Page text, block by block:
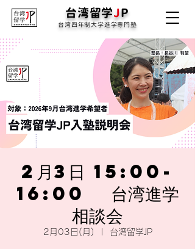
台湾留学JP
台湾四年制大学進学専門塾
2月3日 15:00-
16:00 台湾進学
相談会
2月03日(月) 台湾留学JP